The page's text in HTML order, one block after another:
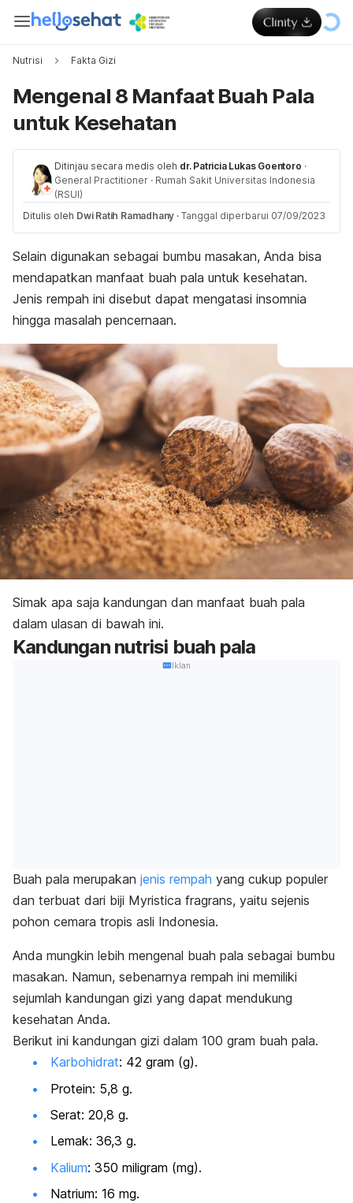
Nutrisi Fakta Gizi
Mengenal 8 Manfaat Buah Pala
untuk Kesehatan
Ditinjau secara medis oleh dr. Patricia Lukas Goentoro ·
General Practitioner · Rumah Sakit Universitas Indonesia
(RSUI)
Ditulis oleh Dwi Ratih Ramadhany · Tanggal diperbarui 07/09/2023
Selain digunakan sebagai bumbu masakan, Anda bisa
mendapatkan manfaat buah pala untuk kesehatan.
Jenis rempah ini disebut dapat mengatasi insomnia
hingga masalah pencernaan.
Simak apa saja kandungan dan manfaat buah pala
dalam ulasan di bawah ini.
Kandungan nutrisi buah pala
Iklan
Buah pala merupakan jenis rempah yang cukup populer
dan terbuat dari biji Myristica fragrans, yaitu sejenis
pohon cemara tropis asli Indonesia.
Anda mungkin lebih mengenal buah pala sebagai bumbu
masakan. Namun, sebenarnya rempah ini memiliki
sejumlah kandungan gizi yang dapat mendukung
kesehatan Anda.
Berikut ini kandungan gizi dalam 100 gram buah pala.
Karbohidrat: 42 gram (g).
Protein: 5,8 g.
Serat: 20,8 g.
Lemak: 36,3 g.
Kalium: 350 miligram (mg).
Natrium: 16 mg.